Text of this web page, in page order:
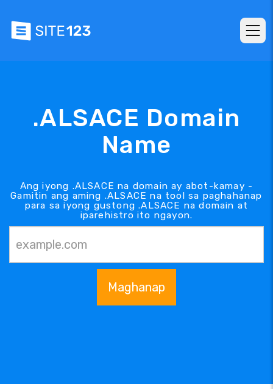
.ALSACE Domain
Name
Ang iyong .ALSACE na domain ay abot-kamay -
Gamitin ang aming .ALSACE na tool sa paghahanap
para sa iyong gustong .ALSACE na domain at
iparehistro ito ngayon.
Maghanap